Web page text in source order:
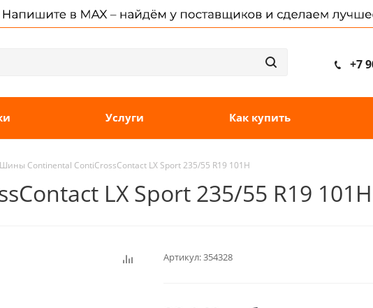
+7
Услуги Как купить
Шины Continental ContiCrossContact LX Sport 235/55 R19 101H
LX Sport 235/55 R19 101H
Артикул:354328